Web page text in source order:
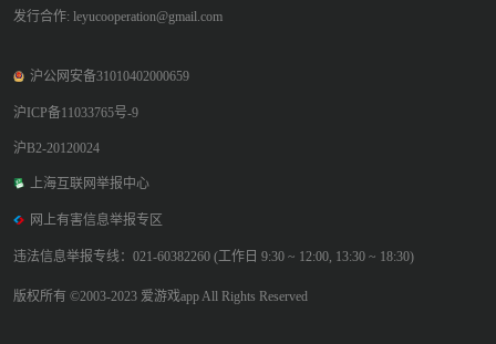
发行合作: leyucooperation@gmail.com
沪公网安备31010402000659
沪ICP备11033765号-9
沪B2-20120024
上海互联网举报中心
网上有害信息举报专区
违法信息举报专线：021-60382260 (工作日 9:30 ~ 12:00, 13:30 ~ 18:30)
版权所有 ©2003-2023 爱游戏app All Rights Reserved